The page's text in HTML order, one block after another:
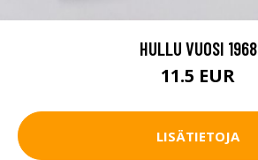
HULLU VUOSI 1968
11.5 EUR
LISÄTIETOJA